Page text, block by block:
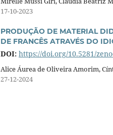
17-10-2023
PRODUÇÃO DE MATERIAL
DE FRANCÊS ATRAVÉS DO
DOI: https://doi.org/10.5281/
Alice Áurea de Oliveira Amorim,
27-12-2024